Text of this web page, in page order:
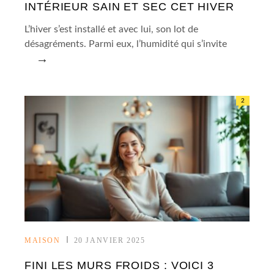
INTÉRIEUR SAIN ET SEC CET HIVER
L’hiver s’est installé et avec lui, son lot de
désagréments. Parmi eux, l’humidité qui s’invite
→
MAISON 20 JANVIER 2025
2
FINI LES MURS FROIDS : VOICI 3